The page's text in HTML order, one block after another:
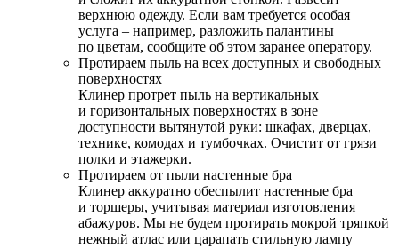
верхнюю одежду. Если вам требуется особая
услуга – например, разложить палантины
по цветам, сообщите об этом заранее оператору.
Протираем пыль на всех доступных и свободных
поверхностях
Клинер протрет пыль на вертикальных
и горизонтальных поверхностях в зоне
доступности вытянутой руки: шкафах, дверцах,
технике, комодах и тумбочках. Очистит от грязи
полки и этажерки.
Протираем от пыли настенные бра
Клинер аккуратно обеспылит настенные бра
и торшеры, учитывая материал изготовления
абажуров. Мы не будем протирать мокрой тряпкой
нежный атлас или царапать стильную лампу